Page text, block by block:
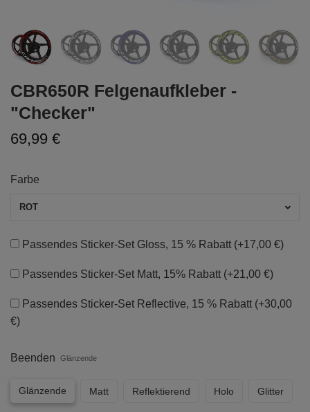
CBR650R Felgenaufkleber -
"Checker"
69,99 €
Farbe
ROT
Passendes Sticker-Set Gloss, 15 % Rabatt (+17,00 €)
Passendes Sticker-Set Matt, 15% Rabatt (+21,00 €)
Passendes Sticker-Set Reflective, 15 % Rabatt (+30,00
€)
Beenden Glänzende
Glänzende Matt Reflektierend Holo Glitter